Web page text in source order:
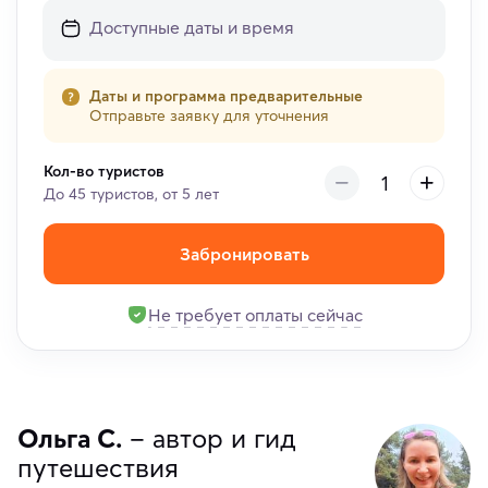
Даты и программа предварительные
Отправьте заявку для уточнения
Кол-во туристов
До 45 туристов, от 5 лет
Забронировать
Не требует оплаты сейчас
Ольга С. – автор и гид
путешествия